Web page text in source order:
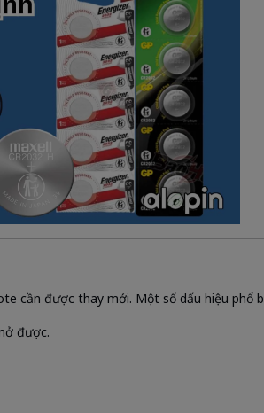
cần được thay mới. Một số dấu hiệu phổ
được.